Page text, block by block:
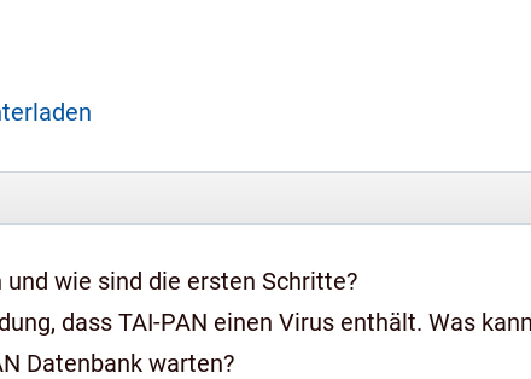
wie sind die ersten Schritte?
dass TAI-PAN einen Virus enthält. Was
Datenbank warten?